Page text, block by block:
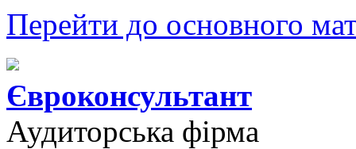
Перейти до основного
Євроконсультант
Аудиторська фірма